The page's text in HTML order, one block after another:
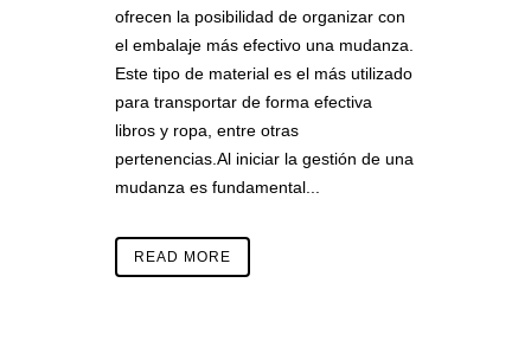
ofrecen la posibilidad de organizar con
el embalaje más efectivo una mudanza.
Este tipo de material es el más utilizado
para transportar de forma efectiva
libros y ropa, entre otras
pertenencias.Al iniciar la gestión de una
mudanza es fundamental...
READ MORE